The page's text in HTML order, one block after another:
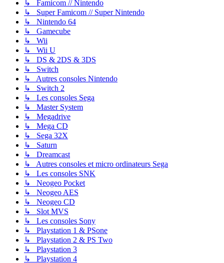
↳ Famicom // Nintendo
↳ Super Famicom // Super Nintendo
↳ Nintendo 64
↳ Gamecube
↳ Wii
↳ Wii U
↳ DS & 2DS & 3DS
↳ Switch
↳ Autres consoles Nintendo
↳ Switch 2
↳ Les consoles Sega
↳ Master System
↳ Megadrive
↳ Mega CD
↳ Sega 32X
↳ Saturn
↳ Dreamcast
↳ Autres consoles et micro ordinateurs Sega
↳ Les consoles SNK
↳ Neogeo Pocket
↳ Neogeo AES
↳ Neogeo CD
↳ Slot MVS
↳ Les consoles Sony
↳ Playstation 1 & PSone
↳ Playstation 2 & PS Two
↳ Playstation 3
↳ Playstation 4